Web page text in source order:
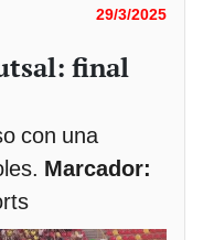
29/3/2025
final
con una
Marcador: